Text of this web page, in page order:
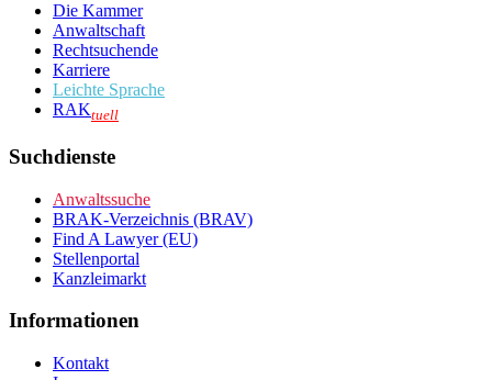
Die Kammer
Anwaltschaft
Rechtsuchende
Karriere
Leichte Sprache
RAKtuell
Suchdienste
Anwaltssuche
BRAK-Verzeichnis (BRAV)
Find A Lawyer (EU)
Stellenportal
Kanzleimarkt
Informationen
Kontakt